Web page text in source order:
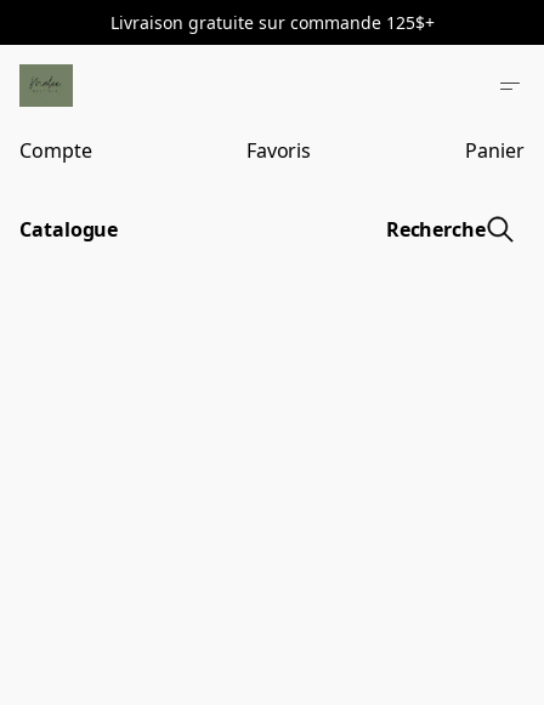
Livraison gratuite sur commande 125$+
Compte Favoris Panier
Catalogue Recherche